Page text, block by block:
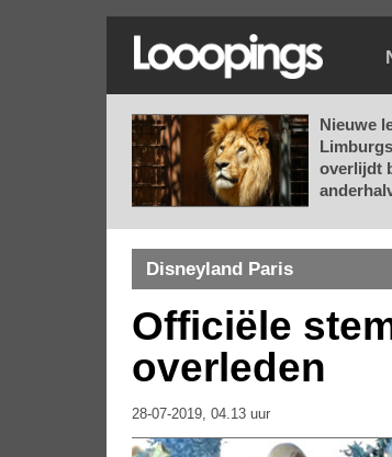
Nieuwe
overlijdt
Disneyland Paris
Officiële
overleden
28-07-2019, 04.13 uur